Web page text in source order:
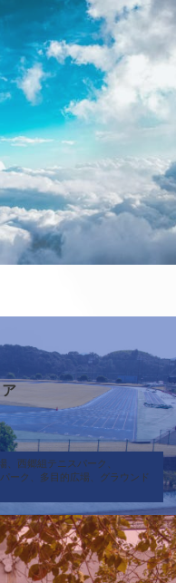
西郷組テニスパーク、
ーク、多目的広場、グラウンド